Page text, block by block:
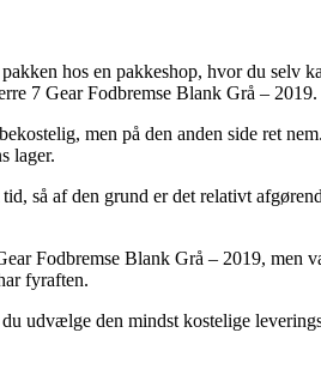
hos en pakkeshop, hvor du selv
7 Gear Fodbremse Blank Grå – 2019.
men på den anden side ret
lager.
så af den grund er det relativt
Fodbremse Blank Grå – 2019, men
fyraften.
udvælge den mindst kostelige